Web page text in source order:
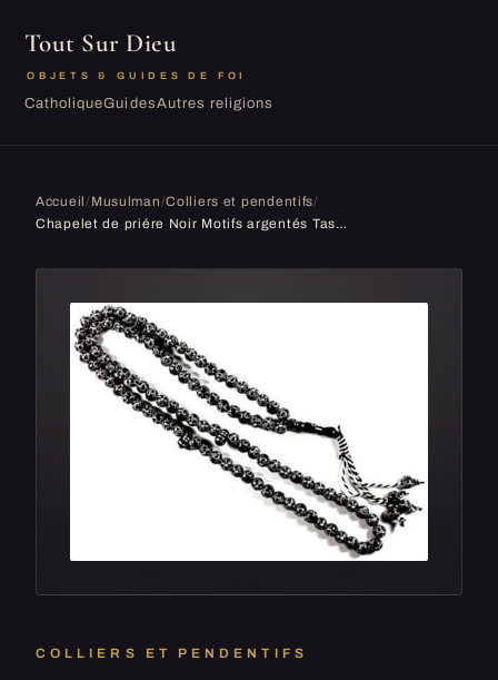
Tout Sur Dieu
OBJETS & GUIDES DE FOI
CatholiqueGuidesAutres religions
Accueil/ Musulman/Colliers et pendentifs/
Chapelet de priére Noir Motifs argentés Tasbih Sabha Islam Islamique 99 perles Sebha musulman Misbaha Collier de priere musulmane
COLLIERS ET PENDENTIFS